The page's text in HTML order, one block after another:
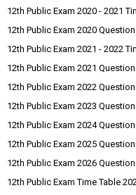
12th Public Exam 2020 - 2021
12th Public Exam 2020
12th Public Exam 2021 - 2022
12th Public Exam 2021
12th Public Exam 2022
12th Public Exam 2023
12th Public Exam 2024
12th Public Exam 2025
12th Public Exam 2026
12th Public Exam Time Table